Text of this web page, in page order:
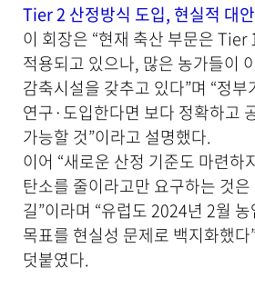
Tier 2 산정방식 도입, 현실적 대
이 회장은 “현재 축산 부문은 Tier
적용되고 있으나, 많은 농가들이
감축시설을 갖추고 있다”며 “정
연구·도입한다면 보다 정확하고
가능할 것”이라고 설명했다.
이어 “새로운 산정 기준도 마련하
탄소를 줄이라고만 요구하는 것
길”이라며 “유럽도 2024년 2월
목표를 현실성 문제로 백지화했다
덧붙였다.